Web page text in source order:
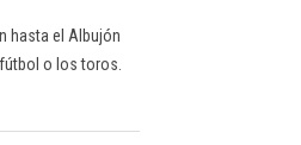
hasta el Albujón
o los toros.